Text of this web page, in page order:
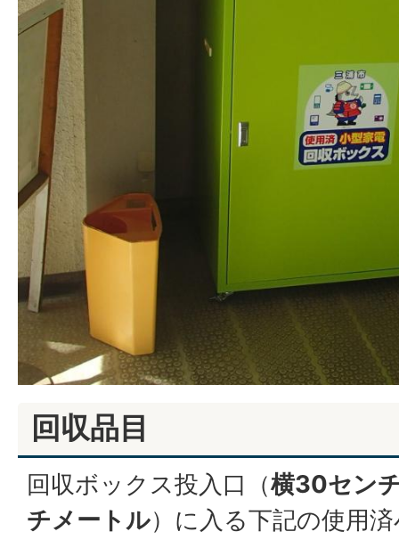
回収品目
回収ボックス投入口（横30セン
チメートル）に入る下記の使用